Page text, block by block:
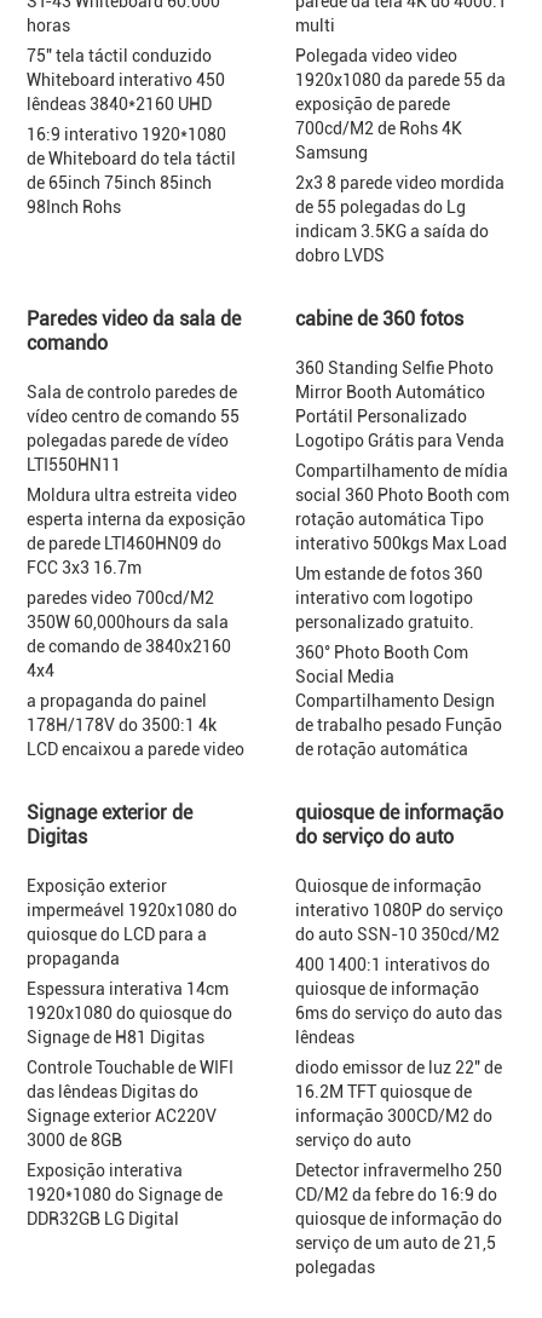
horas
75" tela táctil conduzido
Whiteboard interativo 450
lêndeas 3840*2160 UHD
16:9 interativo 1920*1080
de Whiteboard do tela táctil
de 65inch 75inch 85inch
98Inch Rohs
multi
Polegada video video
1920x1080 da parede 55 da
exposição de parede
700cd/M2 de Rohs 4K
Samsung
2x3 8 parede video mordida
de 55 polegadas do Lg
indicam 3.5KG a saída do
dobro LVDS
Paredes video da sala de
comando
Sala de controlo paredes de
vídeo centro de comando 55
polegadas parede de vídeo
LTI550HN11
Moldura ultra estreita video
esperta interna da exposição
de parede LTI460HN09 do
FCC 3x3 16.7m
paredes video 700cd/M2
350W 60,000hours da sala
de comando de 3840x2160
4x4
a propaganda do painel
178H/178V do 3500:1 4k
LCD encaixou a parede video
cabine de 360 fotos
360 Standing Selfie Photo
Mirror Booth Automático
Portátil Personalizado
Logotipo Grátis para Venda
Compartilhamento de mídia
social 360 Photo Booth com
rotação automática Tipo
interativo 500kgs Max Load
Um estande de fotos 360
interativo com logotipo
personalizado gratuito.
360° Photo Booth Com
Social Media
Compartilhamento Design
de trabalho pesado Função
de rotação automática
Signage exterior de
Digitas
Exposição exterior
impermeável 1920x1080 do
quiosque do LCD para a
propaganda
Espessura interativa 14cm
1920x1080 do quiosque do
Signage de H81 Digitas
Controle Touchable de WIFI
das lêndeas Digitas do
Signage exterior AC220V
3000 de 8GB
Exposição interativa
1920*1080 do Signage de
DDR32GB LG Digital
quiosque de informação
do serviço do auto
Quiosque de informação
interativo 1080P do serviço
do auto SSN-10 350cd/M2
400 1400:1 interativos do
quiosque de informação
6ms do serviço do auto das
lêndeas
diodo emissor de luz 22" de
16.2M TFT quiosque de
informação 300CD/M2 do
serviço do auto
Detector infravermelho 250
CD/M2 da febre do 16:9 do
quiosque de informação do
serviço de um auto de 21,5
polegadas